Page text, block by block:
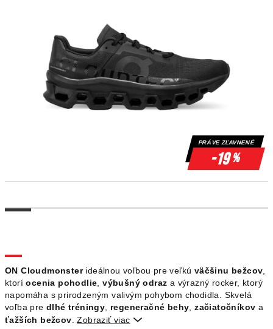
ON Cloudmonsterideálnou voľbou pre veľkú väčšinu bežcov
ktoríocenia pohodlie ,výbušný odraz a výrazný rocker, ktorý
napomáha s prirodzeným valivým pohybom chodidla. Skvelá
voľba predlhé tréningy regeneračné behy ,začiatočníkov a
ťažších bežcov Zobraziť viac 
PRÁVE ZĽAVNENÉ
-19%